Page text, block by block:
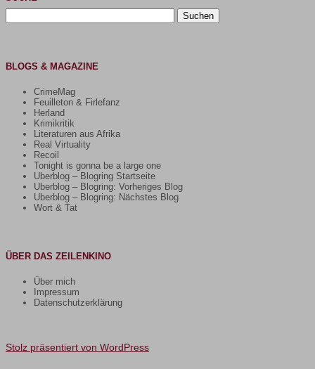
nach:
BLOGS & MAGAZINE
CrimeMag
Feuilleton & Firlefanz
Herland
Krimikritik
Literaturen aus Afrika
Real Virtuality
Recoil
Tonight is gonna be a large one
Uberblog – Blogring Startseite
Uberblog – Blogring: Vorheriges Blog
Uberblog – Blogring: Nächstes Blog
Wort & Tat
ÜBER DAS ZEILENKINO
Über mich
Impressum
Datenschutzerklärung
Stolz präsentiert von WordPress